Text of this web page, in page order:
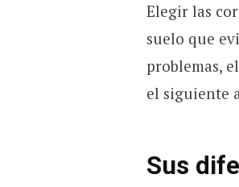
Elegir las
suelo que
problemas, el
el siguiente
Sus